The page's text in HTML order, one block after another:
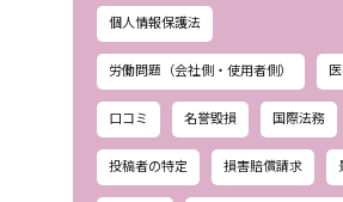
個人情報保護法
労働問題（会社側・使用者側）
口コミ 名誉毀損 国際法務
投稿者の特定 損害賠償請求